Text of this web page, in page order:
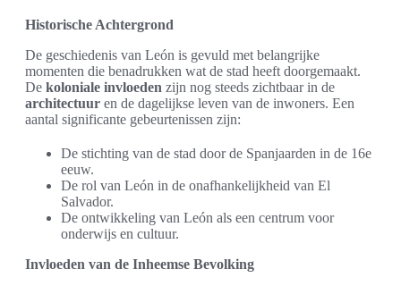
Historische Achtergrond
De geschiedenis van León is gevuld met belangrijke
momenten die benadrukken wat de stad heeft doorgemaakt.
De koloniale invloeden zijn nog steeds zichtbaar in de
architectuur en de dagelijkse leven van de inwoners. Een
aantal significante gebeurtenissen zijn:
De stichting van de stad door de Spanjaarden in de 16e
eeuw.
De rol van León in de onafhankelijkheid van El
Salvador.
De ontwikkeling van León als een centrum voor
onderwijs en cultuur.
Invloeden van de Inheemse Bevolking